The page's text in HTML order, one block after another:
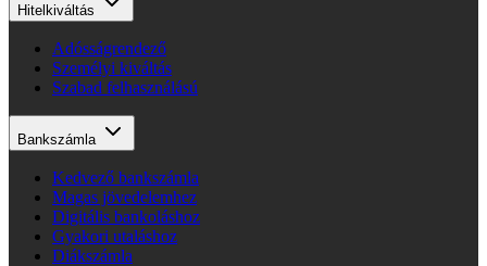
Hitelkiváltás
Adósságrendező
Személyi kiváltás
Szabad felhasználású
Bankszámla
Kedvező bankszámla
Magas jövedelemhez
Digitális bankoláshoz
Gyakori utaláshoz
Diákszámla